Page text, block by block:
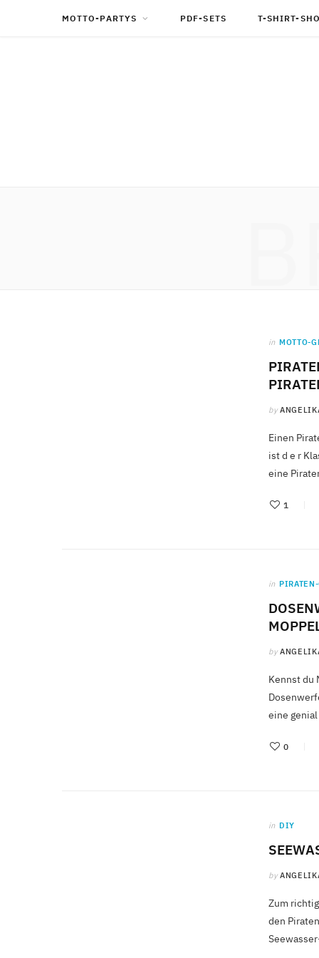
MOTTO-PARTYS PDF-SETS T-SHIRT-
in MOTTO-
by
Einen
ist d e r
eine
1
in
by
Kennst du
eine
0
in DIY
by
Zum
den